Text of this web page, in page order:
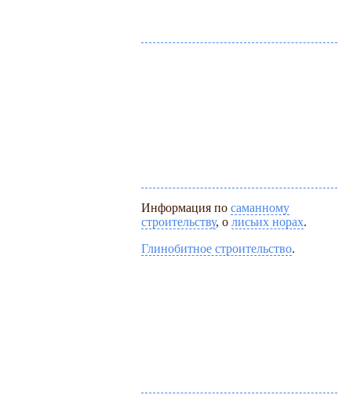
Информация по саманному
строительству, о лисьих норах.
Глинобитное строительство.